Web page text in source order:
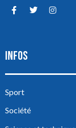
INFOS
Sport
Société